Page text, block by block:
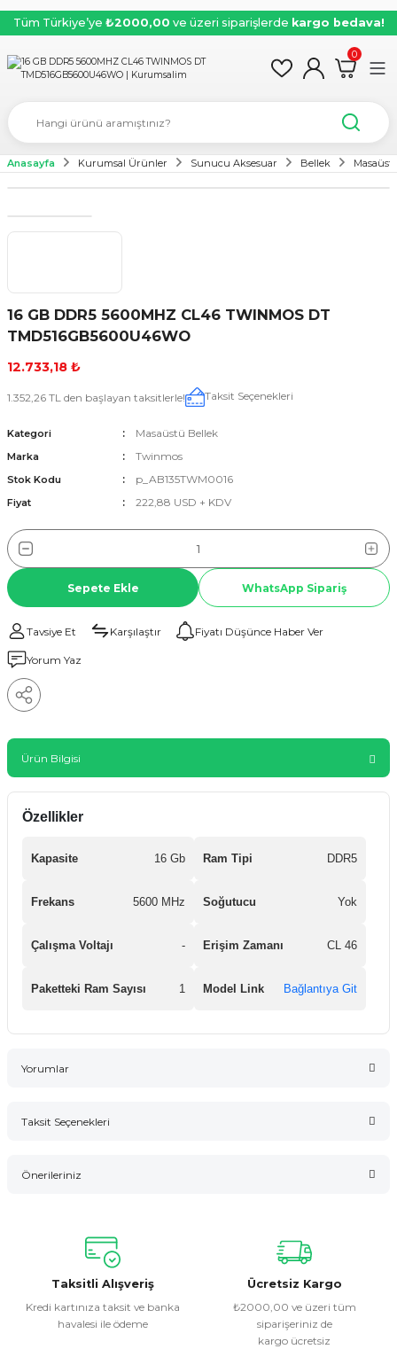
Tüm Türkiye’ye ₺2000,00 ve üzeri siparişlerde kargo bedava!
0
Anasayfa Kurumsal Ürünler Sunucu Aksesuar Bellek
16 GB DDR5 5600MHZ CL46 TWINMOS DT
TMD516GB5600U46WO
12.733,18 ₺
1.352,26 TL den başlayan taksitlerle! Taksit Seçenekleri
Kategori Masaüstü Bellek
Marka Twinmos
Stok Kodu p_AB135TWM0016
Fiyat 222,88 USD + KDV
Sepete Ekle WhatsApp Sipariş
Tavsiye Et Karşılaştır Fiyatı Düşünce Haber Ver
Yorum Yaz
Ürün Bilgisi
Özellikler
Kapasite 16 Gb Ram Tipi DDR5
Frekans 5600 MHz Soğutucu Yok
Çalışma Voltajı - Erişim Zamanı CL 46
Paketteki Ram Sayısı 1 Model Link Bağlantıya Git
Yorumlar
Taksit Seçenekleri
Önerileriniz
konularda yetersiz gördüğünüz noktaları öneri formunu
kullanarak tarafımıza iletebilirsiniz.
Görüş ve önerileriniz için teşekkür ederiz.
Ürün resmi kalitesiz, bozuk veya görüntülenemiyor.
Taksitli Alışveriş
Kredi kartınıza taksit ve banka
havalesi ile ödeme
Ücretsiz Kargo
₺2000,00 ve üzeri tüm
siparişeriniz de
kargo ücretsiz